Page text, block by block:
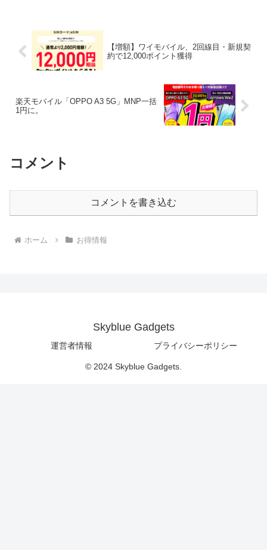
【増額】ワイモバイル、2回線目・新規契
約で12,000ポイント獲得
楽天モバイル「OPPO A3 5G」MNP一括
1円に。
コメント
コメントを書き込む
ホーム お得情報
Skyblue Gadgets
運営者情報 プライバシーポリシー
© 2024 Skyblue Gadgets.